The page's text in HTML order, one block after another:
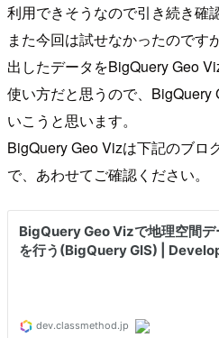
利用できそうなので引き続き確
また今回は試せなかったのです
出したデータをBigQuery Geo
使い方だと思うので、BigQuery
いこうと思います。
BigQuery Geo Vizは下記のブロ
で、あわせてご確認ください。